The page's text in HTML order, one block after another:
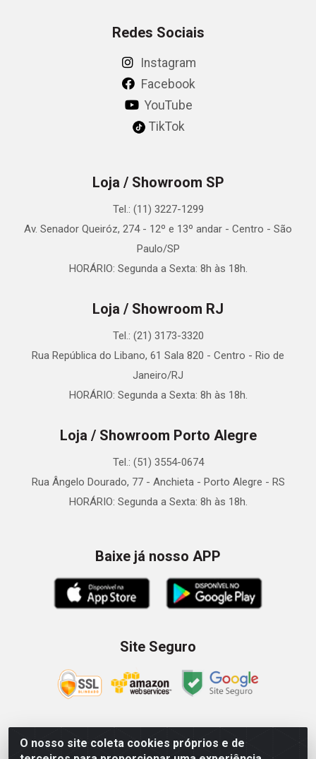
O nosso site coleta cookies próprios e de
Redes Sociais
Instagram
Facebook
YouTube
TikTok
Loja / Showroom SP
Tel.: (11) 3227-1299
Av. Senador Queiróz, 274 - 12º e 13º andar - Centro - São
Paulo/SP
HORÁRIO: Segunda a Sexta: 8h às 18h.
Loja / Showroom RJ
Tel.: (21) 3173-3320
Rua República do Libano, 61 Sala 820 - Centro - Rio de
Janeiro/RJ
HORÁRIO: Segunda a Sexta: 8h às 18h.
Loja / Showroom Porto Alegre
Tel.: (51) 3554-0674
Rua Ângelo Dourado, 77 - Anchieta - Porto Alegre - RS
HORÁRIO: Segunda a Sexta: 8h às 18h.
Baixe já nosso APP
Site Seguro
Zein Importação e Comércio LTDA - Av. Senador Queiróz, 274